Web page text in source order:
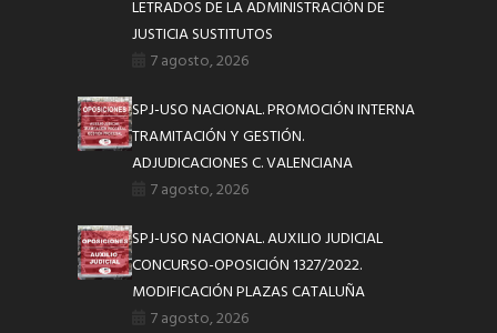
LETRADOS DE LA ADMINISTRACIÓN DE
JUSTICIA SUSTITUTOS
7 agosto, 2026
SPJ-USO NACIONAL. PROMOCIÓN INTERNA
TRAMITACIÓN Y GESTIÓN.
ADJUDICACIONES C. VALENCIANA
7 agosto, 2026
SPJ-USO NACIONAL. AUXILIO JUDICIAL
CONCURSO-OPOSICIÓN 1327/2022.
MODIFICACIÓN PLAZAS CATALUÑA
7 agosto, 2026